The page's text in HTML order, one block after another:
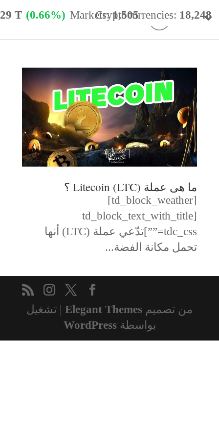
ما هى عملة Litecoin (LTC) ؟
[td_block_weather]
[td_block_text_with_title
tdc_css=””]تدّعي عملة (LTC) أنها
تحمل مكانة الفضة...
من تصميم Elegant Themes | تشغيل
بواسطةWordPress
Cryptocurrencies: 18,248
Markets:1,505
T (0.66%)